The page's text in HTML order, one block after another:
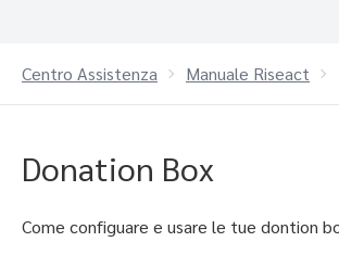
Centro Assistenza Manuale Riseact
Donation Box
Come configuare e usare le tue dontion